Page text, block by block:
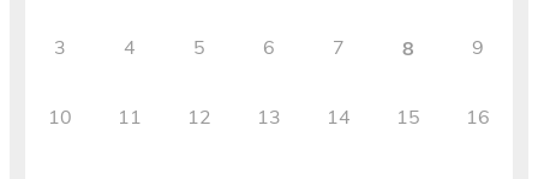
3 4 5 6 7 8 9
10 11 12 13 14 15 16